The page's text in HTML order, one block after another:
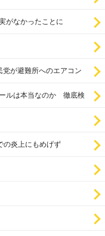
がなかったことに
が避難所へのエアコン
ルは本当なのか 徹底検
の炎上にもめげず